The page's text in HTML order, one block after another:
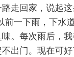
走回家，说起
前一下雨，下水
。每次雨后，
出门。现在可